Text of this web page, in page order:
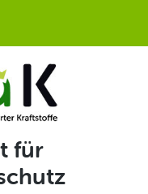
e.V.
für